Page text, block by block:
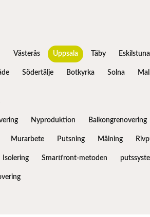
Västerås Uppsala Täby Eskilstuna
Södertälje Botkyrka Solna
Nyproduktion Balkongrenovering
Murarbete Putsning Målning
Isolering Smartfront-metoden